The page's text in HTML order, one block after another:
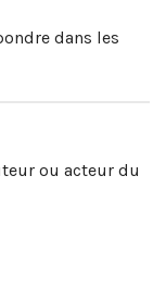
dans les
ou acteur du